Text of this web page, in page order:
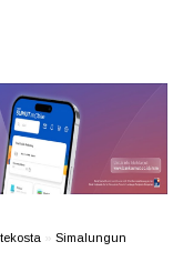
Simalungun